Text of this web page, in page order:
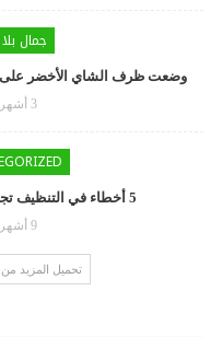
جمال
وضعت ظرف الشاي الأخضر على
3 أشهر منذ
5 أخطاء في التنظيف تجذب الغبار إلى المنزل
9 أشهر منذ
تحميل المزيد